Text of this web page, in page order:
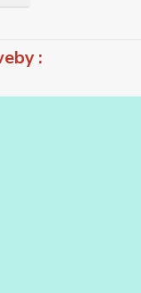
weby :